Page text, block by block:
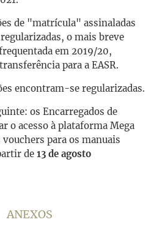
de "matrícula" assinaladas
o mais breve
em 2019/20,
para a EASR.
encontram-se regularizadas.
os Encarregados de
o acesso à plataforma Mega
para os manuais
de 13 de agosto
ANEXOS